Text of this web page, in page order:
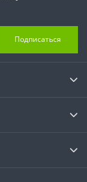
Подписаться